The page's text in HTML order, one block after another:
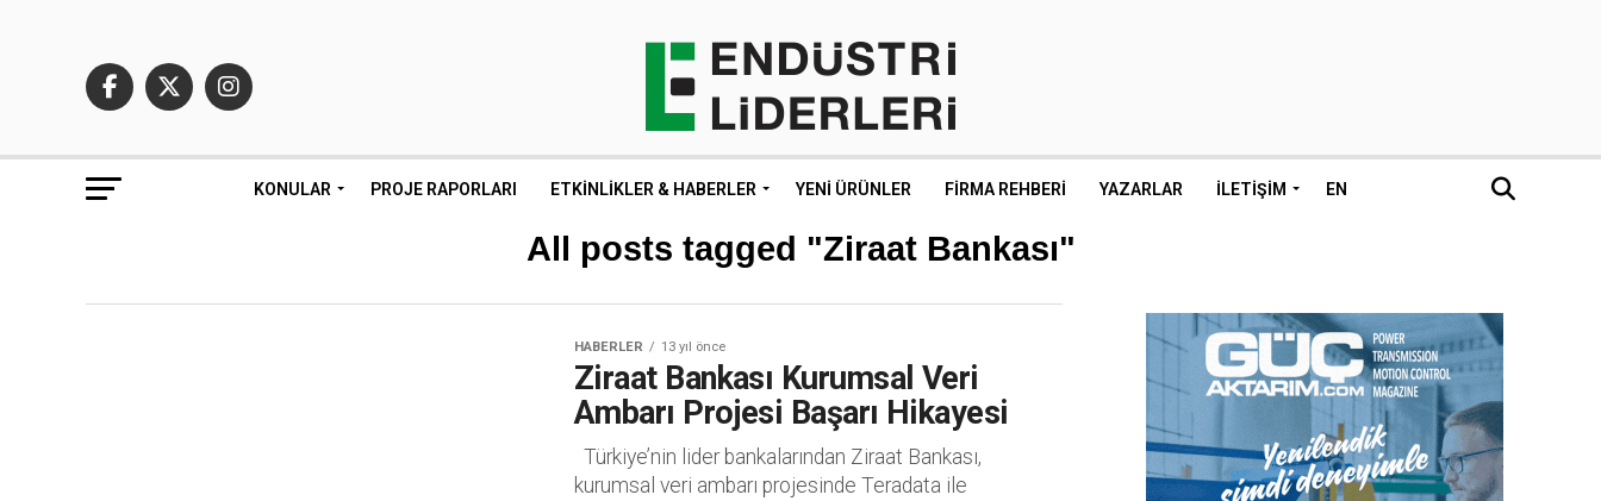
KONULAR PROJE RAPORLARI ETKINLIKLER & HABERLER YENI ÜRÜNLER FIRMA REHBERI YAZARLAR İLETIŞIM EN
All posts tagged "Ziraat Bankası"
HABERLER 13 yıl önce
Ziraat Bankası Kurumsal Veri
Ambarı Projesi Başarı Hikayesi
Türkiye’nin lider bankalarından Ziraat Bankası,
kurumsal veri ambarı projesinde Teradata ile